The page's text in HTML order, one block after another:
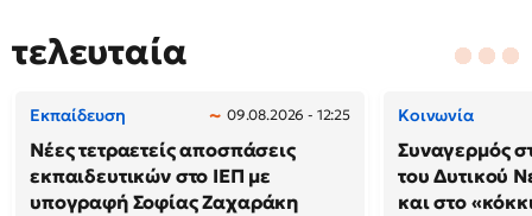
τελευταία
Εκπαίδευση 09.08.2026 - 12:25
Νέες τετραετείς αποσπάσεις
εκπαιδευτικών στο ΙΕΠ με
υπογραφή Σοφίας Ζαχαράκη
Κοινωνία
Συναγερμός
του Δυτικού
και στο